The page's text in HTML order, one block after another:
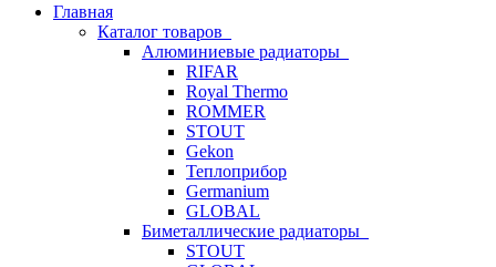
Главная
Каталог товаров
Алюминиевые радиаторы
RIFAR
Royal Thermo
ROMMER
STOUT
Gekon
Теплоприбор
Germanium
GLOBAL
Биметаллические радиаторы
STOUT